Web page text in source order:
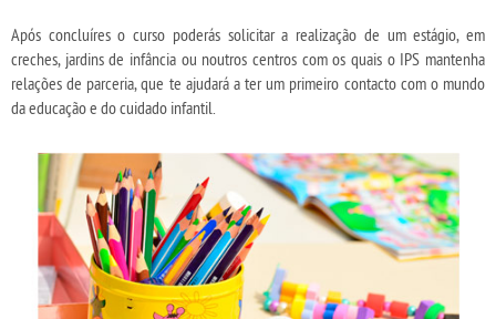
Após concluíres o curso poderás solicitar a realização de um estágio, em
creches, jardins de infância ou noutros centros com os quais o IPS mantenha
relações de parceria, que te ajudará a ter um primeiro contacto com o mundo
da educação e do cuidado infantil.